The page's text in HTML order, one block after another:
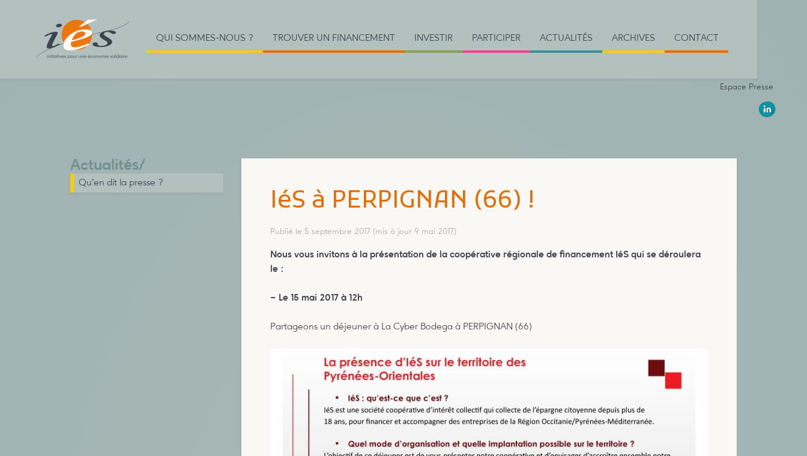
QUI SOMMES-NOUS ? TROUVER UN FINANCEMENT INVESTIR PARTICIPER ACTUALITÉS ARCHIVES CONTACT
Espace Presse
IéS à PERPIGNAN (66) !
Publié le 5 septembre 2017 (mis à jour 9 mai 2017)
Nous vous invitons à la présentation de la coopérative régionale de financement IéS qui se déroulera
le :
– Le 15 mai 2017 à 12h
Partageons un déjeuner à La Cyber Bodega à PERPIGNAN (66)
Actualités/
Qu’en dit la presse ?